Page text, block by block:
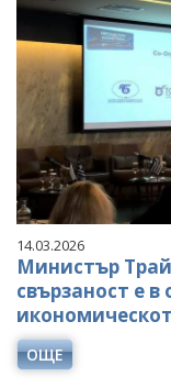
14.03.2026
Министър
свързаност е в
ОЩЕ